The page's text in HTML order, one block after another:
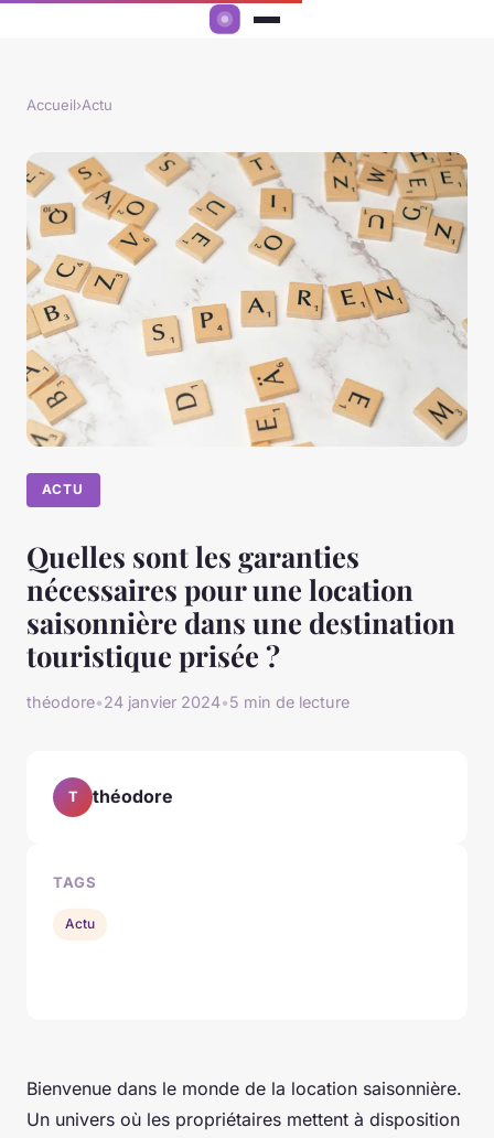
Accueil›Actu
ACTU
Quelles sont les garanties
nécessaires pour une location
saisonnière dans une destination
touristique prisée ?
théodore•24 janvier 2024•5 min de lecture
Bienvenue dans le monde de la location saisonnière.
Un univers où les propriétaires mettent à disposition
T théodore
TAGS
Actu